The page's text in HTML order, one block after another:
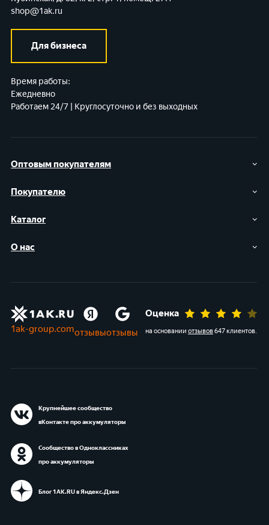
Оптовым покупателям
Покупателю
Каталог
О нас
shop@1ak.ru
Для бизнеса
Время работы:
Ежедневно
Работаем 24/7 | Круглосуточно и без выходных
1ak-group.comотзывыотзывы
Оценка
на основании отзывов647 клиентов.
Крупнейшее сообщество
вКонтакте про аккумуляторы
Сообщество в Одноклассниках
про аккумуляторы
Блог 1АК.RU в Яндекс.Дзен